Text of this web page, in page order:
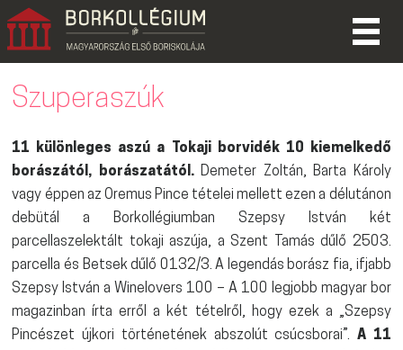
Szuperaszúk
11 különleges aszú a Tokaji borvidék 10 kiemelkedő
borászától, borászatától.Demeter Zoltán, Barta Károly
vagy éppen az Oremus Pince tételei mellett ezen a délutánon
debütál a Borkollégiumban Szepsy István két
parcellaszelektált tokaji aszúja, a Szent Tamás dűlő 2503.
parcella és Betsek dűlő 0132/3. A legendás borász fia, ifjabb
Szepsy István a Winelovers 100 – A 100 legjobb magyar bor
magazinban írta erről a két tételről, hogy ezek a „Szepsy
Pincészet újkori történetének abszolút csúcsborai”. A 11